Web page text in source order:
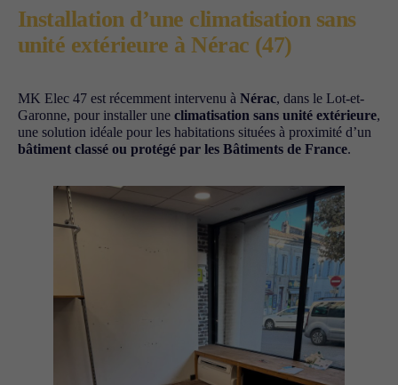
Installation d’une climatisation sans
unité extérieure à Nérac (47)
MK Elec 47 est récemment intervenu à Nérac, dans le Lot-et-
Garonne, pour installer une climatisation sans unité extérieure,
une solution idéale pour les habitations situées à proximité d’un
bâtiment classé ou protégé par les Bâtiments de France.